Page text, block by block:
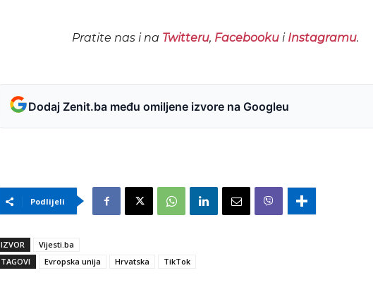
Pratite nas i na Twitteru, Facebookui Instagramu.
Dodaj Zenit.ba među omiljene izvore na Googleu
Podlijeli
IZVOR
Vijesti.ba
TAGOVI
Evropska unija Hrvatska TikTok